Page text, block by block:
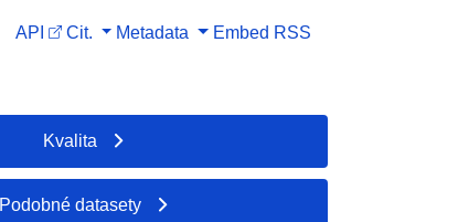
API Cit. Metadata Embed RSS
Kvalita
Podobné datasety